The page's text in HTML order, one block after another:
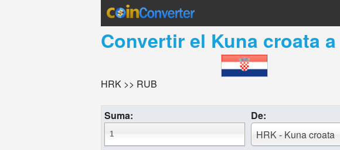
Convertir el Kuna croata a
HRK >> RUB
Suma:
De:
HRK - Kuna croata